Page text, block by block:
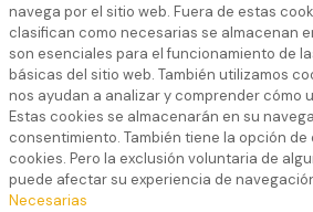
navega por el sitio web. Fuera de estas
clasifican como necesarias se almacenan
son esenciales para el funcionamiento de
básicas del sitio web. También utilizamos
nos ayudan a analizar y comprender cómo
Estas cookies se almacenarán en su
consentimiento. También tiene la opción
cookies. Pero la exclusión voluntaria de
puede afectar su experiencia de
Necesarias